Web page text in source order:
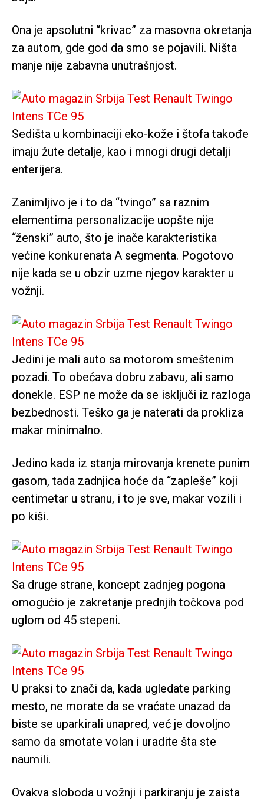
Ona je apsolutni “krivac” za masovna okretanja
za autom, gde god da smo se pojavili. Ništa
manje nije zabavna unutrašnjost.
Sedišta u kombinaciji eko-kože i štofa takođe
imaju žute detalje, kao i mnogi drugi detalji
enterijera.
Zanimljivo je i to da “tvingo” sa raznim
elementima personalizacije uopšte nije
“ženski” auto, što je inače karakteristika
većine konkurenata A segmenta. Pogotovo
nije kada se u obzir uzme njegov karakter u
vožnji.
Jedini je mali auto sa motorom smeštenim
pozadi. To obećava dobru zabavu, ali samo
donekle. ESP ne može da se isključi iz razloga
bezbednosti. Teško ga je naterati da prokliza
makar minimalno.
Jedino kada iz stanja mirovanja krenete punim
gasom, tada zadnjica hoće da “zapleše” koji
centimetar u stranu, i to je sve, makar vozili i
po kiši.
Sa druge strane, koncept zadnjeg pogona
omogućio je zakretanje prednjih točkova pod
uglom od 45 stepeni.
U praksi to znači da, kada ugledate parking
mesto, ne morate da se vraćate unazad da
biste se uparkirali unapred, već je dovoljno
samo da smotate volan i uradite šta ste
naumili.
Ovakva sloboda u vožnji i parkiranju je zaista